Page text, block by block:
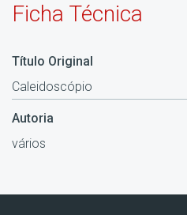
Ficha Técnica
Título Original
Caleidoscópio
Autoria
vários